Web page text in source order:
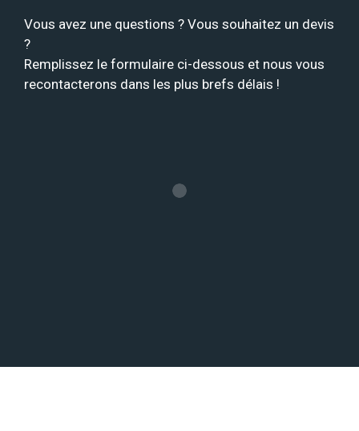
Vous avez une questions ? Vous souhaitez un devis
?
Remplissez le formulaire ci-dessous et nous vous
recontacterons dans les plus brefs délais !